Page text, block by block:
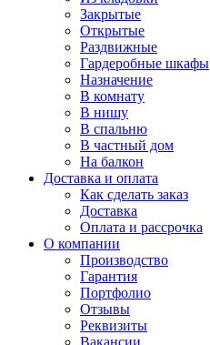
Закрытые
Открытые
Раздвижные
Гардеробные шкафы
Назначение
В комнату
В нишу
В спальню
В частный дом
На балкон
Доставка и оплата
Как сделать заказ
Доставка
Оплата и рассрочка
О компании
Производство
Гарантия
Портфолио
Отзывы
Реквизиты
Вакансии